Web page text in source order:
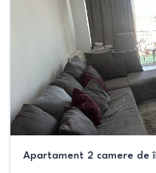
Apartament 2 camere de